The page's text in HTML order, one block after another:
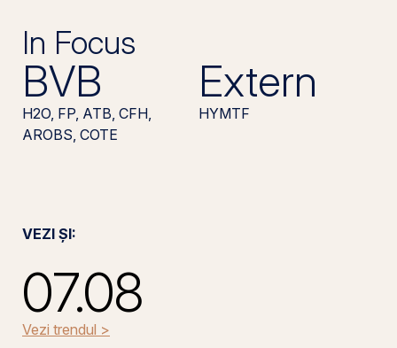
In Focus
BVB
H2O, FP, ATB, CFH,
AROBS, COTE
Extern
HYMTF
VEZI ȘI:
07.08
Vezi trendul >